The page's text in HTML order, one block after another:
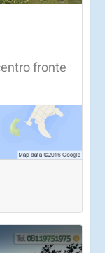
fronte